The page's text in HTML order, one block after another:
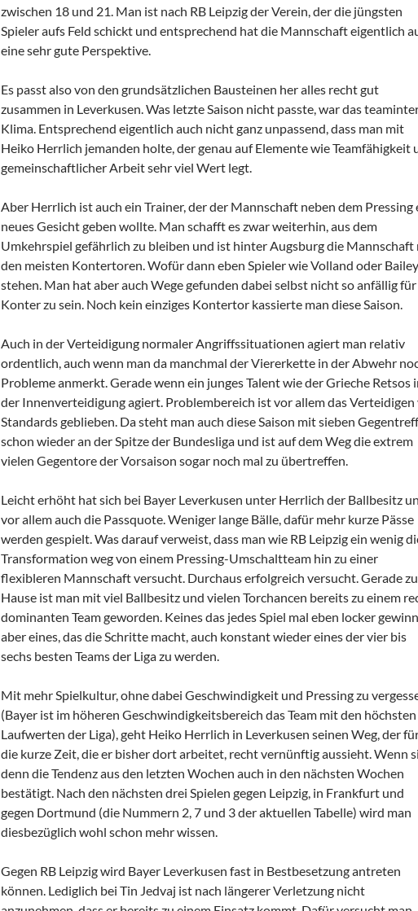
zwischen 18 und 21. Man ist nach RB Leipzig der Verein, der die jüngsten
Spieler aufs Feld schickt und entsprechend hat die Mannschaft eigentlich
eine sehr gute Perspektive.
Es passt also von den grundsätzlichen Bausteinen her alles recht gut
zusammen in Leverkusen. Was letzte Saison nicht passte, war das
Klima. Entsprechend eigentlich auch nicht ganz unpassend, dass man mit
Heiko Herrlich jemanden holte, der genau auf Elemente wie Teamfähigkeit
gemeinschaftlicher Arbeit sehr viel Wert legt.
Aber Herrlich ist auch ein Trainer, der der Mannschaft neben dem Pressing
neues Gesicht geben wollte. Man schafft es zwar weiterhin, aus dem
Umkehrspiel gefährlich zu bleiben und ist hinter Augsburg die Mannschaft
den meisten Kontertoren. Wofür dann eben Spieler wie Volland oder Bailey
stehen. Man hat aber auch Wege gefunden dabei selbst nicht so anfällig für
Konter zu sein. Noch kein einziges Kontertor kassierte man diese Saison.
Auch in der Verteidigung normaler Angriffssituationen agiert man relativ
ordentlich, auch wenn man da manchmal der Viererkette in der Abwehr
Probleme anmerkt. Gerade wenn ein junges Talent wie der Grieche Retsos
der Innenverteidigung agiert. Problembereich ist vor allem das Verteidigen
Standards geblieben. Da steht man auch diese Saison mit sieben
schon wieder an der Spitze der Bundesliga und ist auf dem Weg die extrem
vielen Gegentore der Vorsaison sogar noch mal zu übertreffen.
Leicht erhöht hat sich bei Bayer Leverkusen unter Herrlich der Ballbesitz
vor allem auch die Passquote. Weniger lange Bälle, dafür mehr kurze Pässe
werden gespielt. Was darauf verweist, dass man wie RB Leipzig ein wenig
Transformation weg von einem Pressing-Umschaltteam hin zu einer
flexibleren Mannschaft versucht. Durchaus erfolgreich versucht. Gerade zu
Hause ist man mit viel Ballbesitz und vielen Torchancen bereits zu einem
dominanten Team geworden. Keines das jedes Spiel mal eben locker
aber eines, das die Schritte macht, auch konstant wieder eines der vier bis
sechs besten Teams der Liga zu werden.
Mit mehr Spielkultur, ohne dabei Geschwindigkeit und Pressing zu
(Bayer ist im höheren Geschwindigkeitsbereich das Team mit den höchsten
Laufwerten der Liga), geht Heiko Herrlich in Leverkusen seinen Weg, der
die kurze Zeit, die er bisher dort arbeitet, recht vernünftig aussieht. Wenn
denn die Tendenz aus den letzten Wochen auch in den nächsten Wochen
bestätigt. Nach den nächsten drei Spielen gegen Leipzig, in Frankfurt und
gegen Dortmund (die Nummern 2, 7 und 3 der aktuellen Tabelle) wird man
diesbezüglich wohl schon mehr wissen.
Gegen RB Leipzig wird Bayer Leverkusen fast in Bestbesetzung antreten
können. Lediglich bei Tin Jedvaj ist nach längerer Verletzung nicht